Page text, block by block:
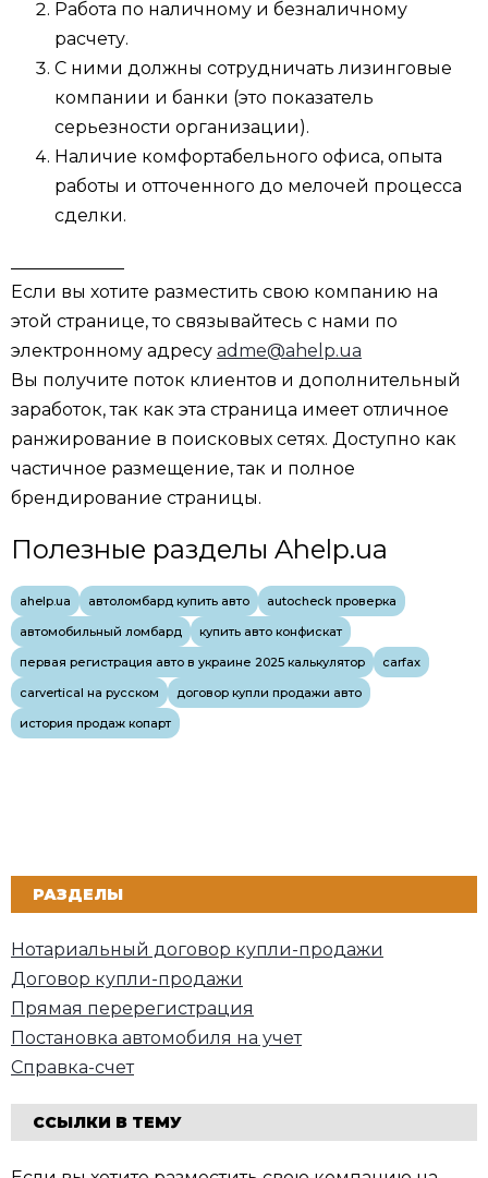
Работа по наличному и безналичному
расчету.
С ними должны сотрудничать лизинговые
компании и банки (это показатель
серьезности организации).
Наличие комфортабельного офиса, опыта
работы и отточенного до мелочей процесса
сделки.
Если вы хотите разместить свою компанию на
этой странице, то связывайтесь с нами по
электронному адресу adme@ahelp.ua
Вы получите поток клиентов и дополнительный
заработок, так как эта страница имеет отличное
ранжирование в поисковых сетях. Доступно как
частичное размещение, так и полное
брендирование страницы.
Полезные разделы Ahelp.ua
ahelp.ua автоломбард купить авто
autocheck проверка
автомобильный ломбард
купить авто конфискат
первая регистрация авто в украине 2025 калькулятор
carfax
carvertical на русском
договор купли продажи авто
история продаж копарт
РАЗДЕЛЫ
Нотариальный договор купли-продажи
Договор купли-продажи
Прямая перерегистрация
Постановка автомобиля на учет
Cправка-счет
ССЫЛКИ В ТЕМУ